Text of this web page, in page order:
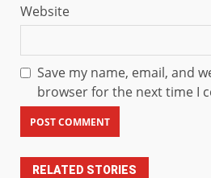
Website
Save my name, email, and
browser for the next time I
RELATED STORIES